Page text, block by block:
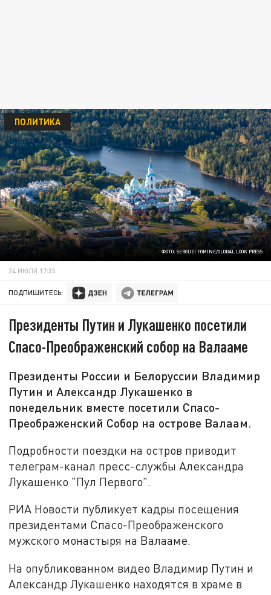
ФОТО: SERGUEI FOMINE/GLOBAL LOOK PRESS
ПОЛИТИКА
24 ИЮЛЯ 17:35
ПОДПИШИТЕСЬ:
Президенты Путин и Лукашенко посетили
Спасо-Преображенский собор на Валааме
Президенты России и Белоруссии Владимир
Путин и Александр Лукашенко в
понедельник вместе посетили Спасо-
Преображенский Собор на острове Валаам.
Подробности поездки на остров приводит
телеграм-канал пресс-службы Александра
Лукашенко "Пул Первого".
РИА Новости публикует кадры посещения
президентами Спасо-Преображенского
мужского монастыря на Валааме.
На опубликованном видео Владимир Путин и
Александр Лукашенко находятся в храме в